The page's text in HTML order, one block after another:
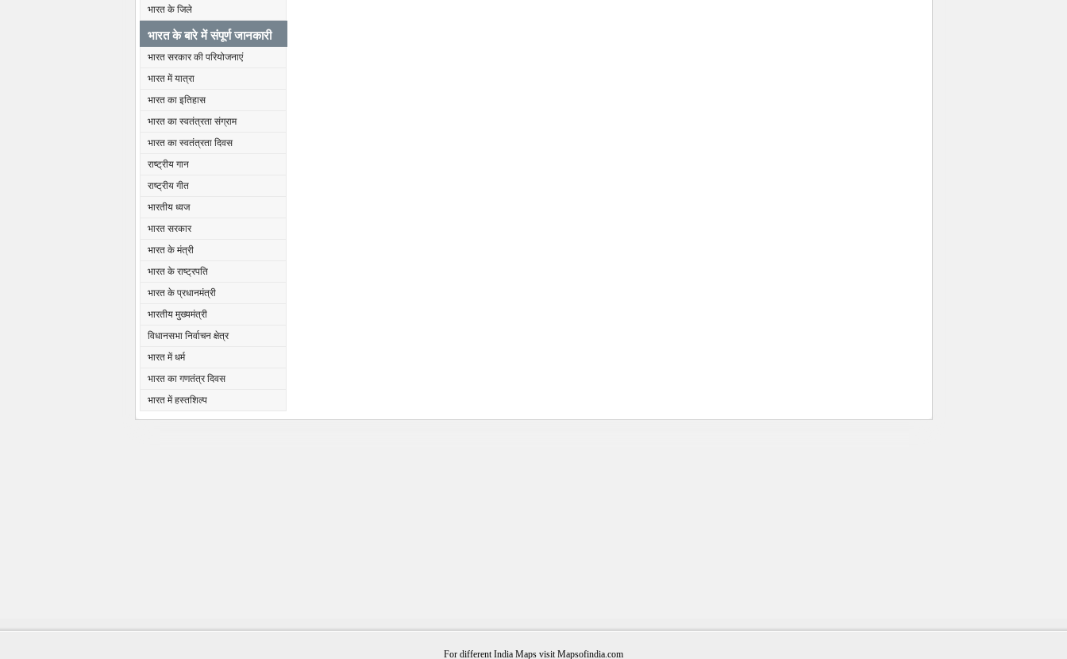
भारत के जिले
भारत के बारे में संपूर्ण जानकारी
भारत सरकार की परियोजनाएं
भारत में यात्रा
भारत का इतिहास
भारत का स्वतंत्रता संग्राम
भारत का स्वतंत्रता दिवस
राष्ट्रीय गान
राष्ट्रीय गीत
भारतीय ध्वज
भारत सरकार
भारत के मंत्री
भारत के राष्ट्रपति
भारत के प्रधानमंत्री
भारतीय मुख्यमंत्री
विधानसभा निर्वाचन क्षेत्र
भारत में धर्म
भारत का गणतंत्र दिवस
भारत में हस्तशिल्प
For different India Maps visit Mapsofindia.com